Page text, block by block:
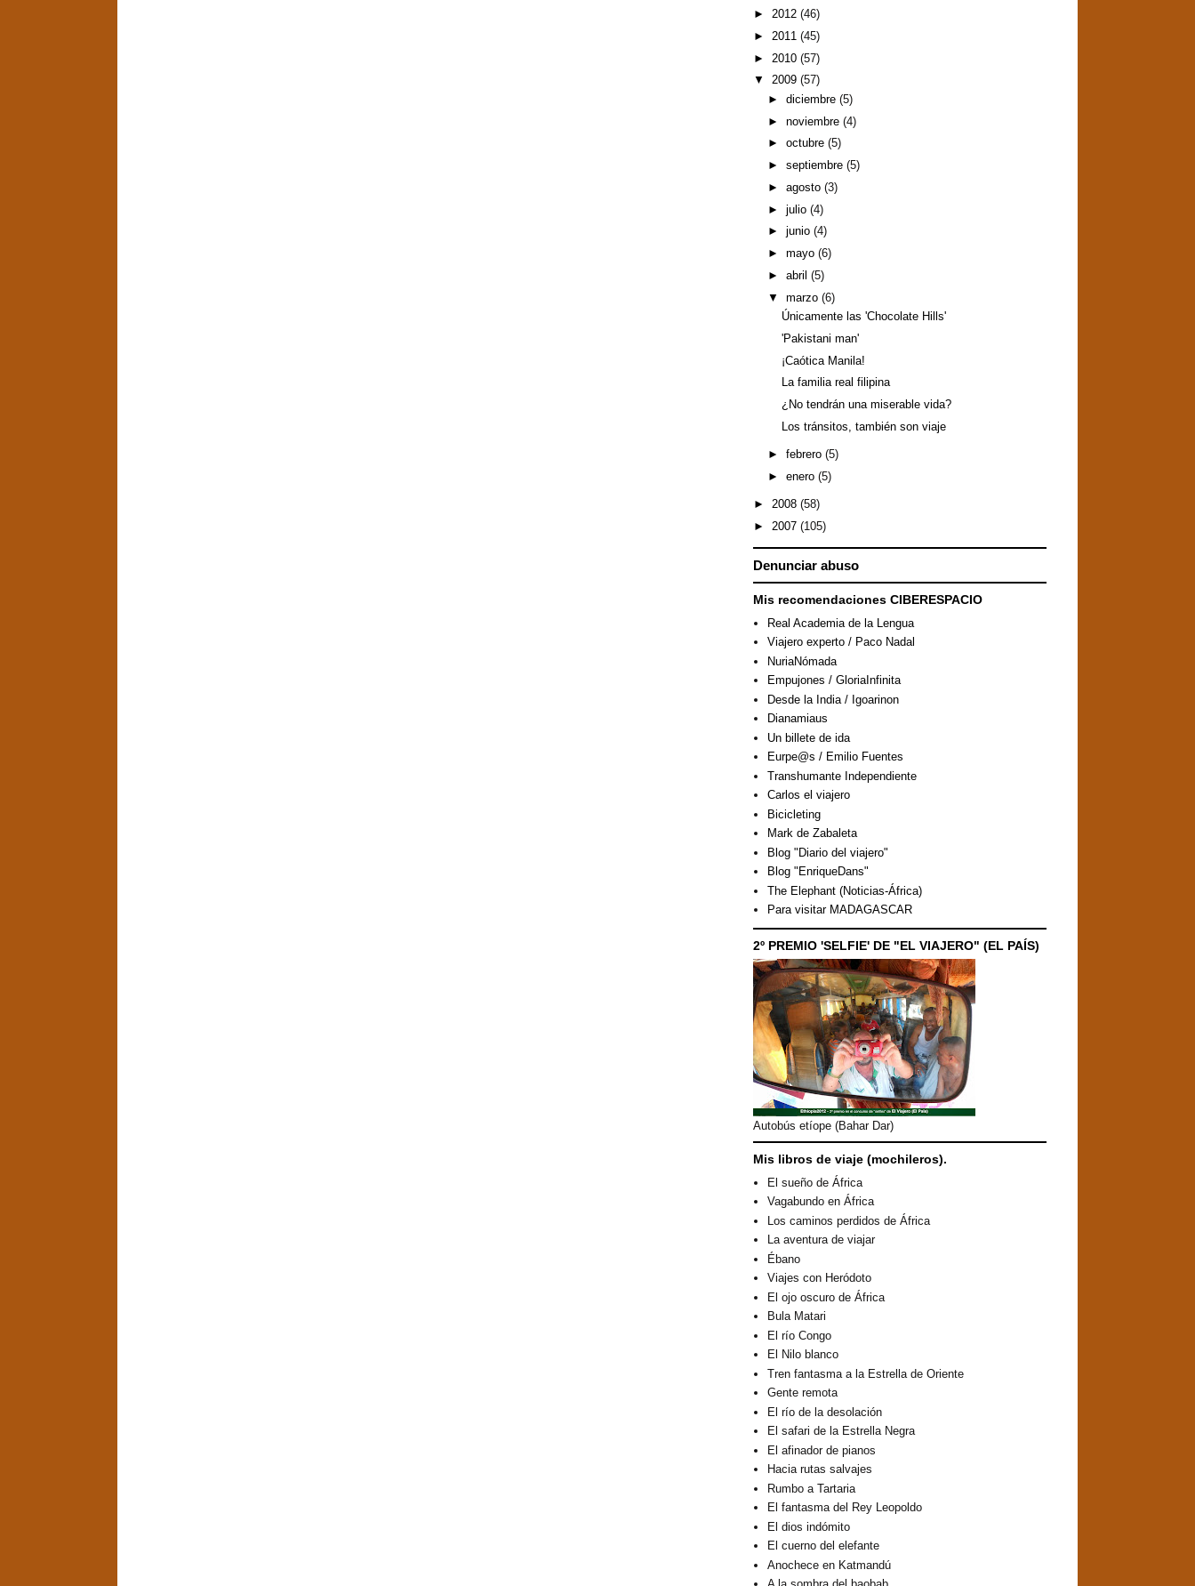
► 2012 (46)
► 2011 (45)
► 2010 (57)
▼ 2009 (57)
► diciembre (5)
► noviembre (4)
► octubre (5)
► septiembre (5)
► agosto (3)
► julio (4)
► junio (4)
► mayo (6)
► abril (5)
▼ marzo (6)
Únicamente las 'Chocolate Hills'
'Pakistani man'
¡Caótica Manila!
La familia real filipina
¿No tendrán una miserable vida?
Los tránsitos, también son viaje
► febrero (5)
► enero (5)
► 2008 (58)
► 2007 (105)
Denunciar abuso
Mis recomendaciones CIBERESPACIO
Real Academia de la Lengua
Viajero experto / Paco Nadal
NuriaNómada
Empujones / GloriaInfinita
Desde la India / Igoarinon
Dianamiaus
Un billete de ida
Eurpe@s / Emilio Fuentes
Transhumante Independiente
Carlos el viajero
Bicicleting
Mark de Zabaleta
Blog "Diario del viajero"
Blog "EnriqueDans"
The Elephant (Noticias-África)
Para visitar MADAGASCAR
2º PREMIO 'SELFIE' DE "EL VIAJERO" (EL PAÍS)
Autobús etíope (Bahar Dar)
Mis libros de viaje (mochileros).
El sueño de África
Vagabundo en África
Los caminos perdidos de África
La aventura de viajar
Ébano
Viajes con Heródoto
El ojo oscuro de África
Bula Matari
El río Congo
El Nilo blanco
Tren fantasma a la Estrella de Oriente
Gente remota
El río de la desolación
El safari de la Estrella Negra
El afinador de pianos
Hacia rutas salvajes
Rumbo a Tartaria
El fantasma del Rey Leopoldo
El dios indómito
El cuerno del elefante
Anochece en Katmandú